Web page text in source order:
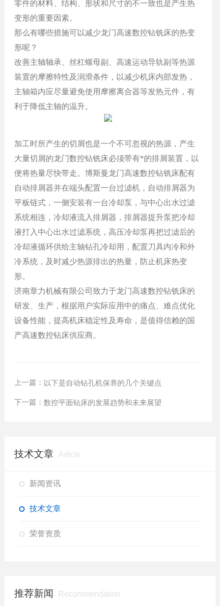
零件的材料、结构、形状和尺寸的不一致也是产生热
变形的重要因素。
那么有哪些措施可以减少龙门高速数控钻铣床的热变
形呢？
改善主轴轴承、丝杠螺母副、高速运动导轨副等热源
装置的摩擦特性及润滑条件，以减少机床内部发热，
主轴箱内应尽量避免使用摩擦离合器等发热元件，有
利于降低主轴的温升。
加工时所产生的切屑也是一个不可忽视的热源，产生
大量切屑的龙门数控钻铣床必须带有*的排屑装置，以
便将热量尽快带走。博斯曼龙门高速数控钻铣床配有
自动排屑器并在端头配置一台过滤机， 自动排屑器为
平板链式，一侧安装有一台冷却泵，与中心出水过滤
系统相连，冷却液流入排屑器，排屑器提升泵把冷却
液打入中心出水过滤系统，高压冷却泵再把过滤后的
冷却液循环供给主轴钻孔冷却用 ， 配置刀具内冷和外
冷系统， 及时减少热源排出的热量，防止机床热变
形。
济南章力机械有限公司致力于龙门高速数控钻铣床的
研发、生产，根据用户实际应用中的痛点、难点优化
设备性能，提高机床稳定性及寿命，是值得信赖的国
产高速数控钻床供应商。
上一篇： 以下是自动钻孔机保养的几个关键点
下一篇： 数控平面钻床的发展趋势和未来展望
技术文章 Article
新闻资讯
技术文章
荣誉资质
推荐新闻 Recommendation